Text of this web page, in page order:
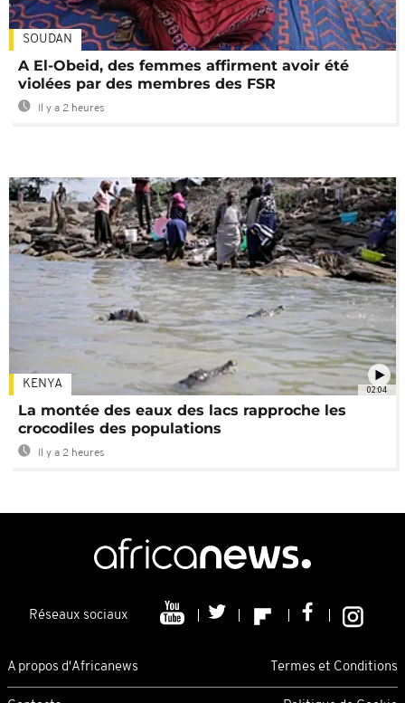
SOUDAN
A El-Obeid, des femmes affirment avoir été
violées par des membres des FSR
Il y a 2 heures
02:04
KENYA
La montée des eaux des lacs rapproche les
crocodiles des populations
Il y a 2 heures
Réseaux sociaux
A propos d'Africanews Termes et Conditions